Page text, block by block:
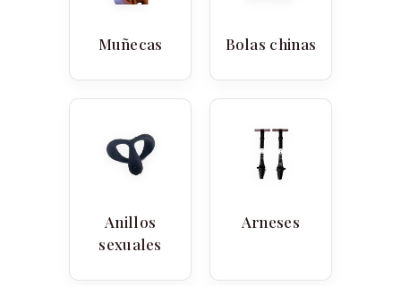
Muñecas Bolas chinas
Anillos
sexuales
Arneses